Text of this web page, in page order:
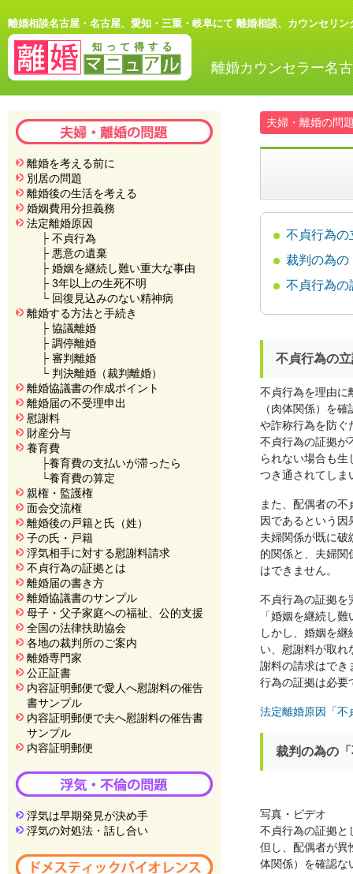
離婚相談名古屋・名古屋、愛知・三重・岐阜にて 離婚相談、カウンセリ
離婚カウンセラー名
離婚を考える前に
別居の問題
離婚後の生活を考える
婚姻費用分担義務
法定離婚原因
├ 不貞行為
├ 悪意の遺棄
├ 婚姻を継続し難い重大な事由
├ 3年以上の生死不明
└ 回復見込みのない精神病
離婚する方法と手続き
├ 協議離婚
├ 調停離婚
├ 審判離婚
└ 判決離婚（裁判離婚）
離婚協議書の作成ポイント
離婚届の不受理申出
慰謝料
財産分与
養育費
├養育費の支払いが滞ったら
└養育費の算定
親権・監護権
面会交流権
離婚後の戸籍と氏（姓）
子の氏・戸籍
浮気相手に対する慰謝料請求
不貞行為の証拠とは
離婚届の書き方
離婚協議書のサンプル
母子・父子家庭への福祉、公的支援
全国の法律扶助協会
各地の裁判所のご案内
離婚専門家
公正証書
内容証明郵便で愛人へ慰謝料の催告
書サンプル
内容証明郵便で夫へ慰謝料の催告書
サンプル
内容証明郵便
浮気は早期発見が決め手
浮気の対処法・話し合い
夫婦・離婚の問
不貞行為の
裁判の為の
不貞行為の
不貞行為の
不貞行為を理由に
（肉体関係）を
や詐称行為を防ぐ
不貞行為の証拠が
られない場合も
つき通されてしま
また、配偶者の
因であるという因
夫婦関係が既に破
的関係と、夫婦関
はできません。
不貞行為の証拠を
「婚姻を継続し
しかし、婚姻を
い、慰謝料が取れ
謝料の請求はでき
行為の証拠は必要
法定離婚原因「不
裁判の為の
写真・ビデオ
不貞行為の証拠と
但し、配偶者が異
体関係）を確認な